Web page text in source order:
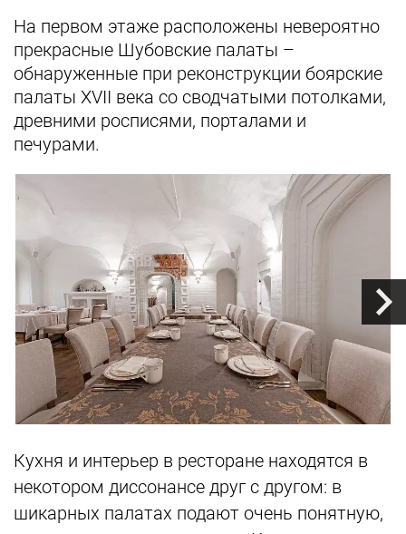
На первом этаже расположены невероятно
прекрасные Шубовские палаты –
обнаруженные при реконструкции боярские
палаты XVII века со сводчатыми потолками,
древними росписями, порталами и
печурами.
Кухня и интерьер в ресторане находятся в
некотором диссонансе друг с другом: в
шикарных палатах подают очень понятную,